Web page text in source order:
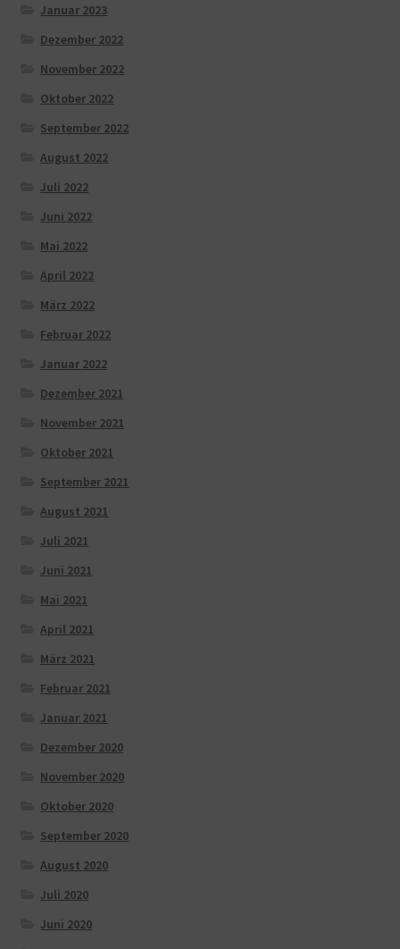
Januar 2023
Dezember 2022
November 2022
Oktober 2022
September 2022
August 2022
Juli 2022
Juni 2022
Mai 2022
April 2022
März 2022
Februar 2022
Januar 2022
Dezember 2021
November 2021
Oktober 2021
September 2021
August 2021
Juli 2021
Juni 2021
Mai 2021
April 2021
März 2021
Februar 2021
Januar 2021
Dezember 2020
November 2020
Oktober 2020
September 2020
August 2020
Juli 2020
Juni 2020